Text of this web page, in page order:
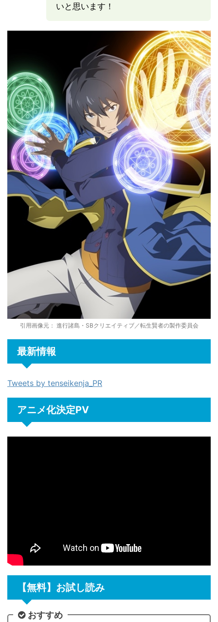
いと思います！
引用画像元： 進行諸島・SBクリエイティブ／転生賢者の製作委員会
最新情報
Tweets by tenseikenja_PR
アニメ化決定PV
【無料】お試し読み
おすすめ